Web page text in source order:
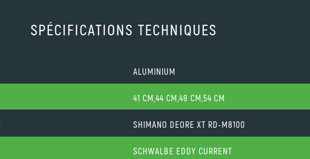
SPÉCIFICATIONS TECHNIQUES
ALUMINIUM
41 CM,44 CM,49 CM,54 CM
SHIMANO DEORE XT RD-M8100
SCHWALBE EDDY CURRENT